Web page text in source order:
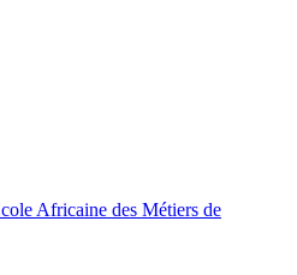
Africaine des Métiers de